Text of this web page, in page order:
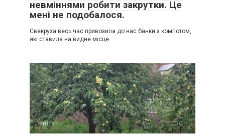
невміннями робити закрутки. Це
мені не подобалося.
Свекруха весь час привозила до нас банки з компотом,
які ставила на видне місце.
Життя 0